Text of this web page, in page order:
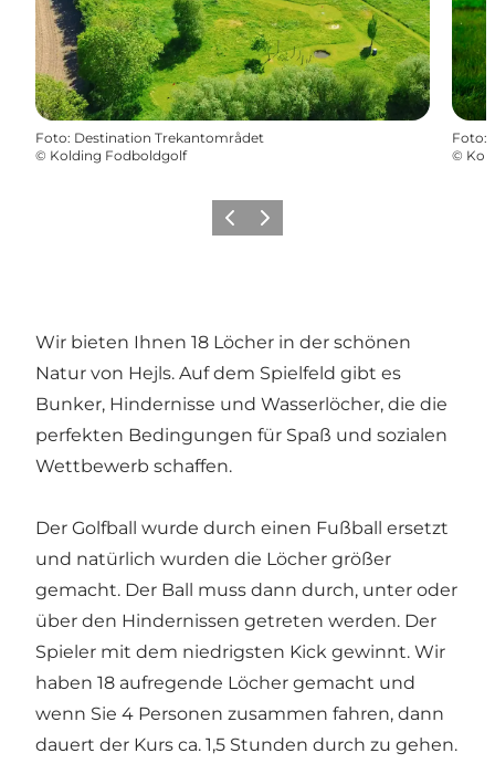
Foto: Destination Trekantområdet
© Kolding Fodboldgolf
Foto:
©
ZurückWeiter
Wir bieten Ihnen 18 Löcher in der schönen
Natur von Hejls. Auf dem Spielfeld gibt es
Bunker, Hindernisse und Wasserlöcher, die die
perfekten Bedingungen für Spaß und sozialen
Wettbewerb schaffen.
Der Golfball wurde durch einen Fußball ersetzt
und natürlich wurden die Löcher größer
gemacht. Der Ball muss dann durch, unter oder
über den Hindernissen getreten werden. Der
Spieler mit dem niedrigsten Kick gewinnt. Wir
haben 18 aufregende Löcher gemacht und
wenn Sie 4 Personen zusammen fahren, dann
dauert der Kurs ca. 1,5 Stunden durch zu gehen.